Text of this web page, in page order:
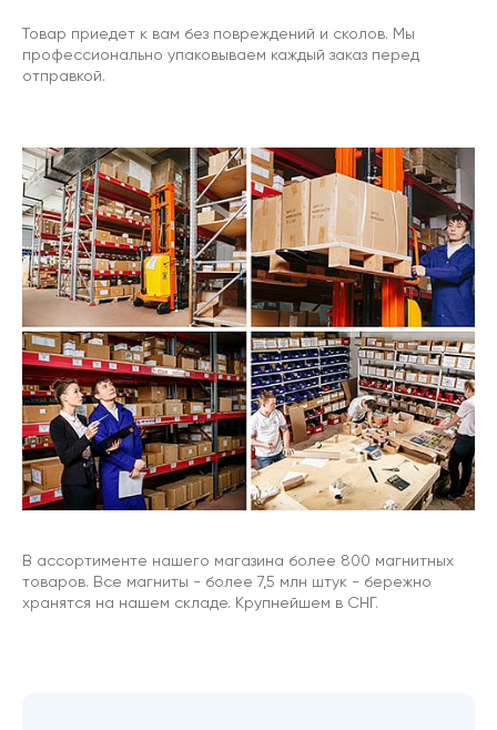
Товар приедет к вам без повреждений и сколов. Мы
профессионально упаковываем каждый заказ перед
отправкой.
В ассортименте нашего магазина более 800 магнитных
товаров. Все магниты - более 7,5 млн штук - бережно
хранятся на нашем складе. Крупнейшем в СНГ.